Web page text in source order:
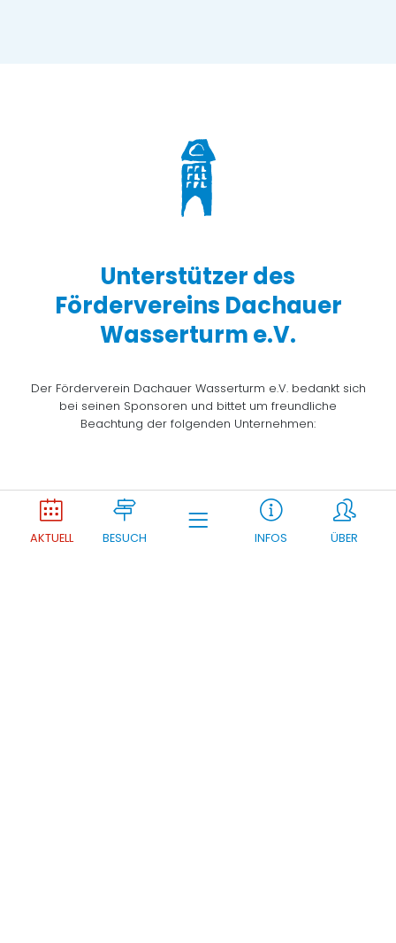
Unterstützer des
Fördervereins Dachauer
Wasserturm e.V.
Der Förderverein Dachauer Wasserturm e.V. bedankt sich
bei seinen Sponsoren und bittet um freundliche
Beachtung der folgenden Unternehmen:
Joomla Gallery makes it better. Balbooa.com
AKTUELL BESUCH INFOS ÜBER